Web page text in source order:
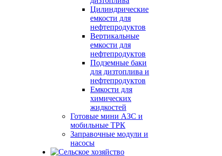
Цилиндрические
емкости для
нефтепродуктов
Вертикальные
емкости для
нефтепродуктов
Подземные баки
для дизтоплива и
нефтепродуктов
Емкости для
химических
жидкостей
Готовые мини АЗС и
мобильные ТРК
Заправочные модули и
насосы